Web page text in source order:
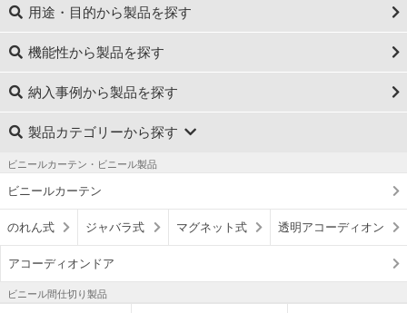
用途・目的から製品を探す
機能性から製品を探す
納入事例から製品を探す
製品カテゴリーから探す
ビニールカーテン・ビニール製品
ビニールカーテン
のれん式 ジャバラ式 マグネット式 透明アコーディオン
アコーディオンドア
ビニール間仕切り製品